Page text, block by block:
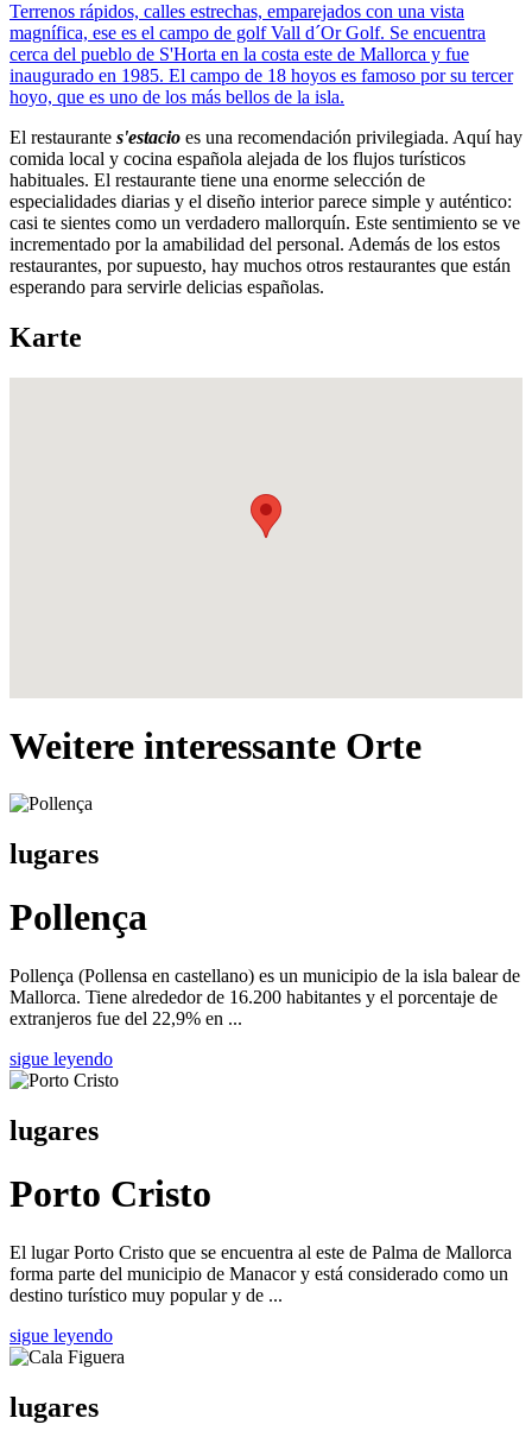
Terrenos rápidos, calles estrechas, emparejados con una vista
magnífica, ese es el campo de golf Vall d´Or Golf. Se encuentra
cerca del pueblo de S'Horta en la costa este de Mallorca y fue
inaugurado en 1985. El campo de 18 hoyos es famoso por su tercer
hoyo, que es uno de los más bellos de la isla.
El restaurante s'estacio es una recomendación privilegiada. Aquí hay
comida local y cocina española alejada de los flujos turísticos
habituales. El restaurante tiene una enorme selección de
especialidades diarias y el diseño interior parece simple y auténtico:
casi te sientes como un verdadero mallorquín. Este sentimiento se ve
incrementado por la amabilidad del personal. Además de los estos
restaurantes, por supuesto, hay muchos otros restaurantes que están
esperando para servirle delicias españolas.
Karte
Weitere interessante Orte
lugares
Pollença
Pollença (Pollensa en castellano) es un municipio de la isla balear de
Mallorca. Tiene alrededor de 16.200 habitantes y el porcentaje de
extranjeros fue del 22,9% en ...
sigue leyendo
lugares
Porto Cristo
El lugar Porto Cristo que se encuentra al este de Palma de Mallorca
forma parte del municipio de Manacor y está considerado como un
destino turístico muy popular y de ...
sigue leyendo
lugares